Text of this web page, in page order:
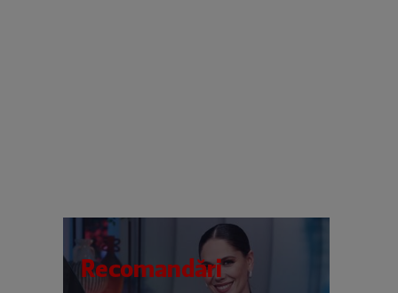
Recomandări